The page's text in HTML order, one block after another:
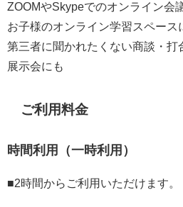
ZOOMやSkypeでのオンライン会
お子様のオンライン学習スペース
第三者に聞かれたくない商談・打
展示会にも
ご利用料金
時間利用（一時利用）
■2時間からご利用いただけます。